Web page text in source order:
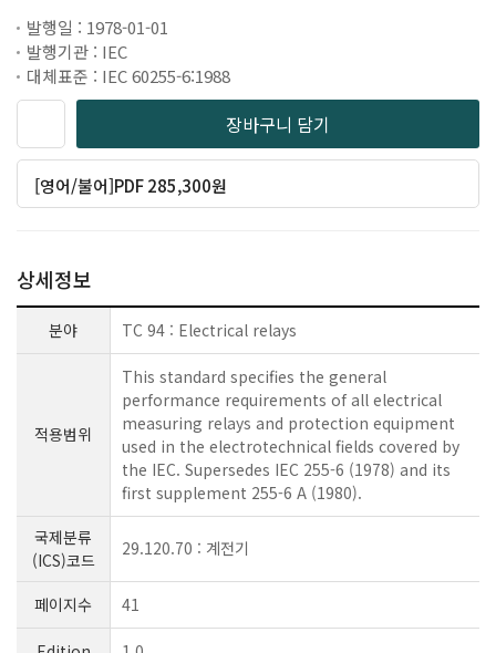
발행일 : 1978-01-01
발행기관 : IEC
대체표준 : IEC 60255-6:1988
장바구니 담기
[영어/불어]PDF 285,300원
상세정보
분야 TC 94 : Electrical relays
적용범위
This standard specifies the general
performance requirements of all electrical
measuring relays and protection equipment
used in the electrotechnical fields covered by
the IEC. Supersedes IEC 255-6 (1978) and its
first supplement 255-6 A (1980).
국제분류
(ICS)코드
29.120.70 : 계전기
페이지수 41